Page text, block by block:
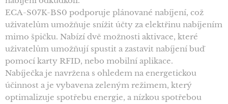
ECA-S07K-BS0 podporuje plánované nabíjení, což
uživatelům umožňuje snížit účty za elektřinu nabíjením
mimo špičku. Nabízí dvě možnosti aktivace, které
uživatelům umožňují spustit a zastavit nabíjení buď
pomocí karty RFID, nebo mobilní aplikace.
Nabíječka je navržena s ohledem na energetickou
účinnost a je vybavena zeleným režimem, který
optimalizuje spotřebu energie, a nízkou spotřebou